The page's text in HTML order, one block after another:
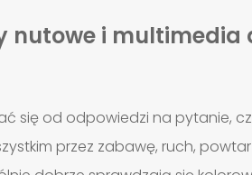
nutowe i multimedia
się od odpowiedzi na pytanie,
przez zabawę, ruch,